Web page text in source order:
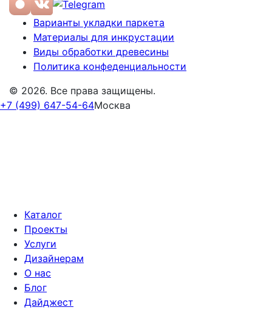
Варианты укладки паркета
Материалы для инкрустации
Виды обработки древесины
Политика конфеденциальности
© 2026. Все права защищены.
+7 (499) 647-54-64Москва
Каталог
Проекты
Услуги
Дизайнерам
О нас
Блог
Дайджест